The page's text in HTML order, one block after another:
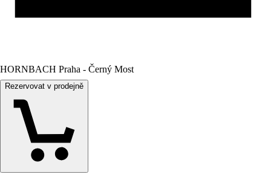
HORNBACH Praha - Černý Most
Rezervovat v prodejně